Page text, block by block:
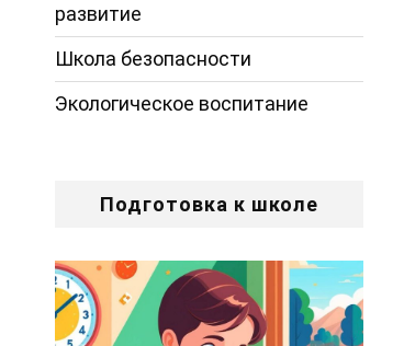
развитие
Школа безопасности
Экологическое воспитание
Подготовка к школе